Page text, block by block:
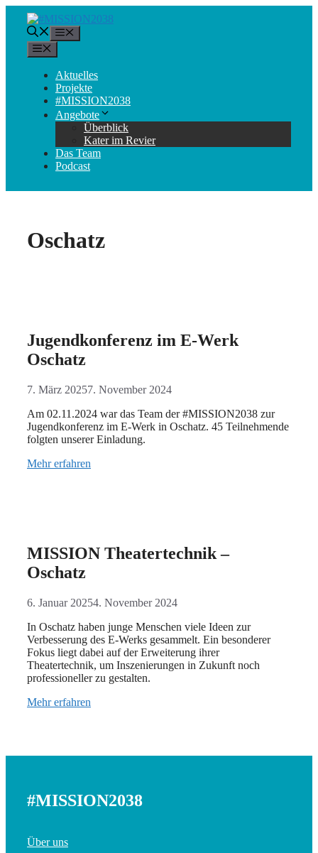
Inhalt
springen
Aktuelles
Projekte
#MISSION2038
Angebote
Überblick
Kater im Revier
Das Team
Podcast
Oschatz
Jugendkonferenz im E-Werk
Oschatz
7. März 20257. November 2024
Am 02.11.2024 war das Team der #MISSION2038 zur
Jugendkonferenz im E-Werk in Oschatz. 45 Teilnehmende
folgten unserer Einladung.
Mehr erfahren
MISSION Theatertechnik –
Oschatz
6. Januar 20254. November 2024
In Oschatz haben junge Menschen viele Ideen zur
Verbesserung des E-Werks gesammelt. Ein besonderer
Fokus liegt dabei auf der Erweiterung ihrer
Theatertechnik, um Inszenierungen in Zukunft noch
professioneller zu gestalten.
Mehr erfahren
#MISSION2038
Über uns